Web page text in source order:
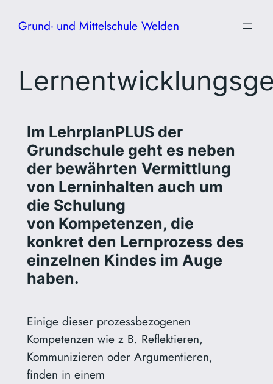
Inhalt
Grund- und Mittelschule Welden
Im LehrplanPLUS der
Grundschule geht es neben
der bewährten Vermittlung
von Lerninhalten auch um
die Schulung
von Kompetenzen, die
konkret den Lernprozess des
einzelnen Kindes im Auge
haben.
Einige dieser prozessbezogenen
Kompetenzen wie z B. Reflektieren,
Kommunizieren oder Argumentieren,
finden in einem